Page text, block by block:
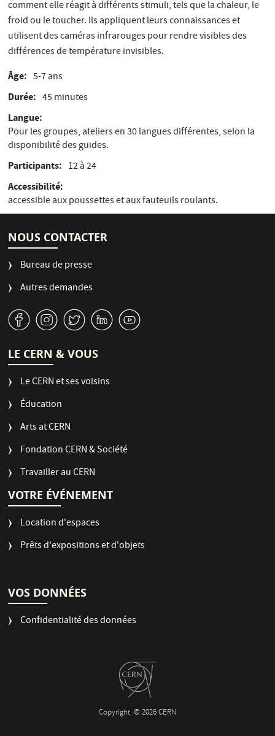
comment elle réagit à différents stimuli, tels que la chaleur, le
froid ou le toucher. Ils appliquent leurs connaissances et
utilisent des caméras infrarouges pour rendre visibles des
différences de température invisibles.
Âge 5-7 ans
Durée 45 minutes
Langue
Pour les groupes, ateliers en 30 langues différentes, selon la
disponibilité des guides.
Participants 12 à 24
Accessibilité
accessible aux poussettes et aux fauteuils roulants.
NOUS CONTACTER
Bureau de presse
Autres demandes
v J W M 1
LE CERN & VOUS
Le CERN et ses voisins
Éducation
Arts at CERN
Fondation CERN & Société
Travailler au CERN
VOTRE ÉVÉNEMENT
Location d'espaces
Prêts d'expositions et d'objets
VOS DONNÉES
Confidentialité des données
Copyright © 2026 CERN